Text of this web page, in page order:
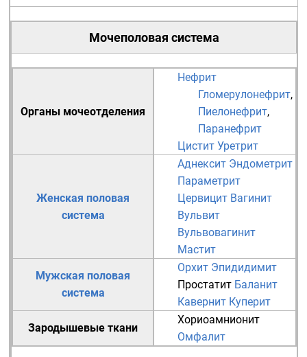
Мочеполовая система
Органы мочеотделения
Нефрит
Гломерулонефрит,
Пиелонефрит,
Паранефрит
Цистит Уретрит
Женская половая
система
Аднексит Эндометрит
Параметрит
Цервицит Вагинит
Вульвит
Вульвовагинит
Мастит
Мужская половая
система
Орхит Эпидидимит
Простатит Баланит
Кавернит Куперит
Зародышевые ткани
Хориоамнионит
Омфалит